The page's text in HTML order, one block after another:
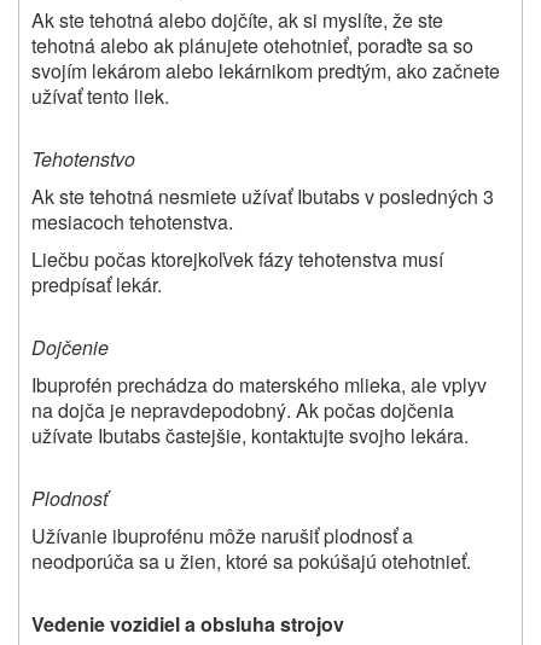
Ak ste tehotná alebo dojčíte, ak si myslíte, že ste
tehotná alebo ak plánujete otehotnieť, poraďte sa so
svojím lekárom alebo lekárnikom predtým, ako začnete
užívať tento liek.
Tehotenstvo
Ak ste tehotná nesmiete užívať Ibutabs v posledných 3
mesiacoch tehotenstva.
Liečbu počas ktorejkoľvek fázy tehotenstva musí
predpísať lekár.
Dojčenie
Ibuprofén prechádza do materského mlieka, ale vplyv
na dojča je nepravdepodobný. Ak počas dojčenia
užívate Ibutabs častejšie, kontaktujte svojho lekára.
Plodnosť
Užívanie ibuprofénu môže narušiť plodnosť a
neodporúča sa u žien, ktoré sa pokúšajú otehotnieť.
Vedenie vozidiel a obsluha strojov